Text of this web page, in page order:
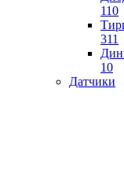
110
311
10
Датчики